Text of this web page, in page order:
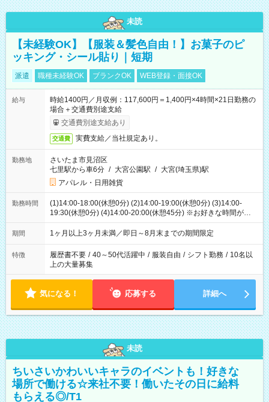
未読
【未経験OK】【服装＆髪色自由！】お菓子のピ
ッキング・シール貼り｜短期
派遣 職種未経験OK ブランクOK WEB登録・面接OK
給与
時給1400円／月収例：117,600円＝1,400円×4時間×21日勤務の
場合＋交通費別途支給
交通費別途支給あり
交通費 実費支給／当社規定あり。
勤務地
さいたま市見沼区
七里駅から車6分 / 大宮公園駅 / 大宮(埼玉県)駅
アパレル・日用雑貨
勤務時間
(1)14:00-18:00(休憩0分) (2)14:00-19:00(休憩0分) (3)14:00-
19:30(休憩0分) (4)14:00-20:00(休憩45分) ※お好きな時間が選べ
ます
期間 1ヶ月以上3ヶ月未満／即日～8月末までの期間限定
特徴 履歴書不要 / 40～50代活躍中 / 服装自由 / シフト勤務 / 10名以
上の大量募集
気になる！ 応募する 詳細へ
未読
ちいさいかわいいキャラのイベントも！好きな
場所で働ける☆来社不要！働いたその日に給料
もらえる◎/T1